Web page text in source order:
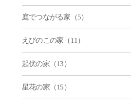
庭でつながる家（5）
えびのこの家（11）
起伏の家（13）
星花の家（15）